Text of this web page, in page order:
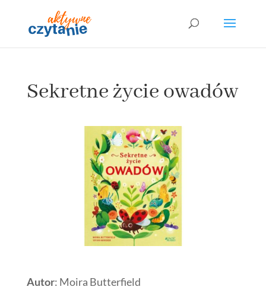
Sekretne życie owadów
Autor: Moira Butterfield